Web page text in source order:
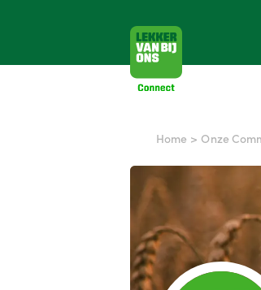
Home > Onze